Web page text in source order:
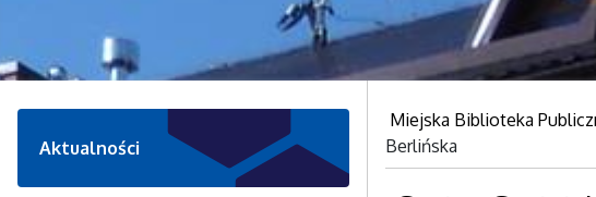
Miejska Biblioteka
Berlińska
Aktualności